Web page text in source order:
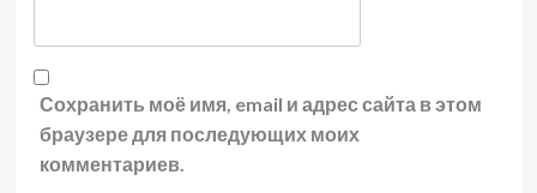
Сохранить моё имя, email и адрес сайта в этом
браузере для последующих моих
комментариев.